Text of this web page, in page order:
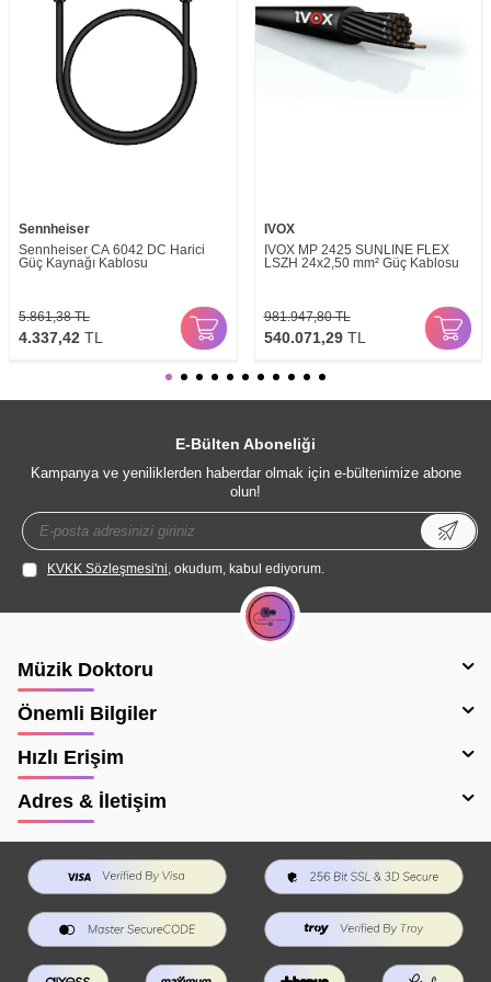
Sennheiser
Sennheiser CA 6042 DC Harici
Güç Kaynağı Kablosu
5.861,38TL
4.337,42 TL
IVOX
IVOX MP 2425 SUNLINE FLEX
LSZH 24x2,50 mm² Güç Kablosu
981.947,80TL
540.071,29TL
E-Bülten Aboneliği
Kampanya ve yeniliklerden haberdar olmak için e-bültenimize abone
olun!
KVKK Sözleşmesi'ni, okudum, kabul ediyorum.
Müzik Doktoru
Önemli Bilgiler
Hızlı Erişim
Adres & İletişim